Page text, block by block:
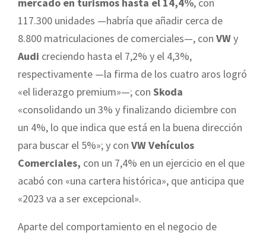
mercado en turismos hasta el 14,4%, con
117.300 unidades —habría que añadir cerca de
8.800 matriculaciones de comerciales—, con VWy
Audi creciendo hasta el 7,2% y el 4,3%,
respectivamente —la firma de los cuatro aros logró
«el liderazgo premium»—; con Skoda
«consolidando un 3% y finalizando diciembre con
un 4%, lo que indica que está en la buena dirección
para buscar el 5%»; y con VW Vehículos
Comerciales, con un 7,4% en un ejercicio en el que
acabó con «una cartera histórica», que anticipa que
«2023 va a ser excepcional».
Aparte del comportamiento en el negocio de